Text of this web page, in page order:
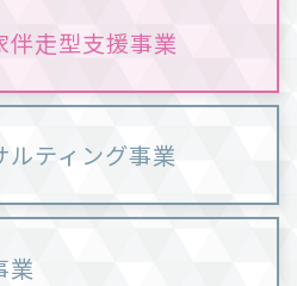
伴走型支援事業
ルティング事業
業